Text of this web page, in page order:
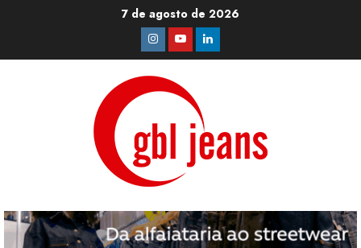
7 de agosto de 2026
Instagram
YoutubeLinkedin